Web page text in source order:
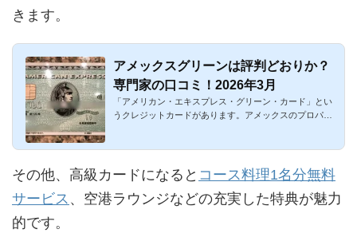
きます。
アメックスグリーンは評判どおりか？
専門家の口コミ！2026年3月
「アメリカン・エキスプレス・グリーン・カード」とい
うクレジットカードがあります。アメックスのプロパー
その他、高級カードになると コース料理1名分無料
サービス 、空港ラウンジなどの充実した特典が魅力
的です。